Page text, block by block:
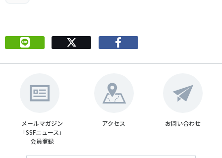
SPORT POLICY INCUBATOR ―スポーツ政策の『卵』 ―
スポーツ辞典
SSF BOOKS
メールマガジン
「SSFニュース」
会員登録
アクセス お問い合わせ